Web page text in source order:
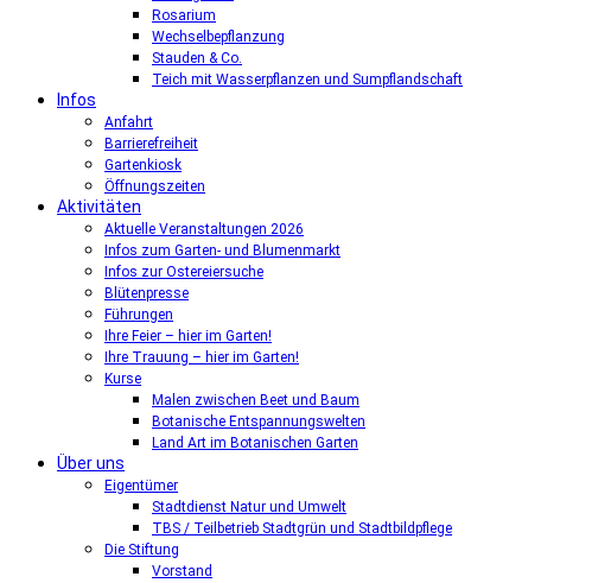
Rosarium
Wechselbepflanzung
Stauden & Co.
Teich mit Wasserpflanzen und Sumpflandschaft
Infos
Anfahrt
Barrierefreiheit
Gartenkiosk
Öffnungszeiten
Aktivitäten
Aktuelle Veranstaltungen 2026
Infos zum Garten- und Blumenmarkt
Infos zur Ostereiersuche
Blütenpresse
Führungen
Ihre Feier – hier im Garten!
Ihre Trauung – hier im Garten!
Kurse
Malen zwischen Beet und Baum
Botanische Entspannungswelten
Land Art im Botanischen Garten
Über uns
Eigentümer
Stadtdienst Natur und Umwelt
TBS / Teilbetrieb Stadtgrün und Stadtbildpflege
Die Stiftung
Vorstand